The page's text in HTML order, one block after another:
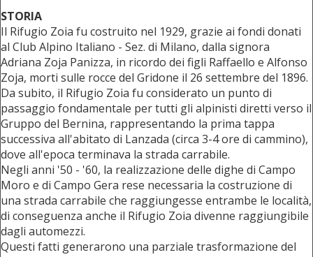
STORIA
Il Rifugio Zoia fu costruito nel 1929, grazie ai fondi donati
al Club Alpino Italiano - Sez. di Milano, dalla signora
Adriana Zoja Panizza, in ricordo dei figli Raffaello e Alfonso
Zoja, morti sulle rocce del Gridone il 26 settembre del 1896.
Da subito, il Rifugio Zoia fu considerato un punto di
passaggio fondamentale per tutti gli alpinisti diretti verso il
Gruppo del Bernina, rappresentando la prima tappa
successiva all'abitato di Lanzada (circa 3-4 ore di cammino),
dove all'epoca terminava la strada carrabile.
Negli anni '50 - '60, la realizzazione delle dighe di Campo
Moro e di Campo Gera rese necessaria la costruzione di
una strada carrabile che raggiungesse entrambe le località,
di conseguenza anche il Rifugio Zoia divenne raggiungibile
dagli automezzi.
Questi fatti generarono una parziale trasformazione del